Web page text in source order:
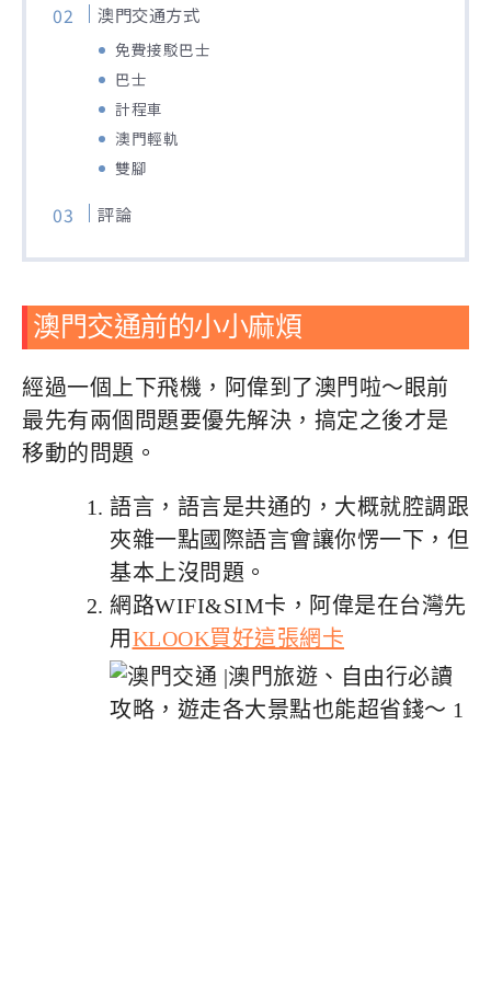
澳門交通方式
免費接駁巴士
巴士
計程車
澳門輕軌
雙腳
評論
澳門交通前的小小麻煩
經過一個上下飛機，阿偉到了澳門啦～眼前
最先有兩個問題要優先解決，搞定之後才是
移動的問題。
語言，語言是共通的，大概就腔調跟
夾雜一點國際語言會讓你愣一下，但
基本上沒問題。
網路WIFI&SIM卡，阿偉是在台灣先
用KLOOK買好這張網卡